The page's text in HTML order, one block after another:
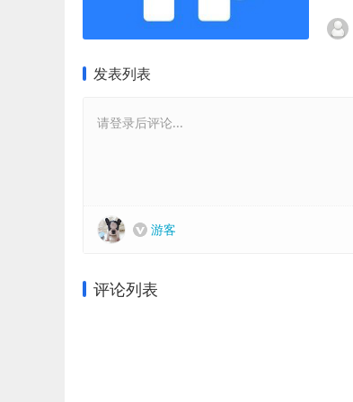
发表列表
请登录后评论...
游客
评论列表